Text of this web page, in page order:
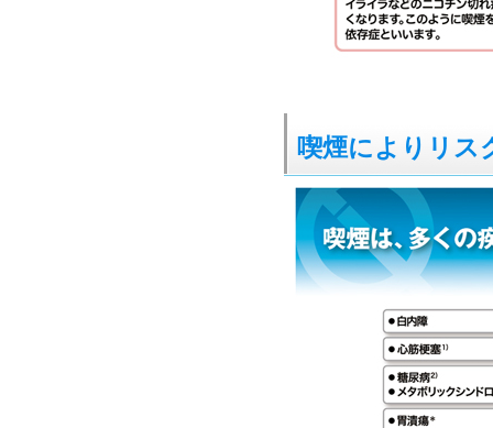
喫煙によりリス